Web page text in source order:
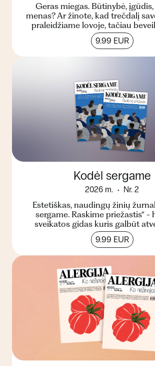
Geras miegas. Būtinybė,
menas? Ar žinote, kad trečdalį
praleidžiame lovoje, tačiau
pasaulio gyventoj...
9.99 EUR
Kodėl sergame
2026 m. Nr. 2
Estetiškas, naudingų žinių žurnalas „Kodėl
sergame. Raskime priežastis“ -
sveikatos gidas kuris galbūt
kitokį suvokimą apie...
9.99 EUR